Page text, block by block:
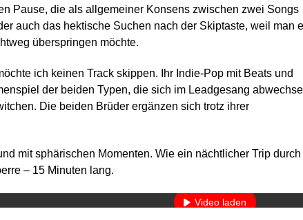
Pause, die als allgemeiner Konsens zwischen zwei Songs
auch das hektische Suchen nach der Skiptaste, weil man
überspringen möchte.
ich keinen Track skippen. Ihr Indie-Pop mit Beats und
der beiden Typen, die sich im Leadgesang
Die beiden Brüder ergänzen sich trotz ihrer
mit sphärischen Momenten. Wie ein nächtlicher Trip
– 15 Minuten lang.
Mit dem Laden des Videos akzeptieren Sie die
Video laden